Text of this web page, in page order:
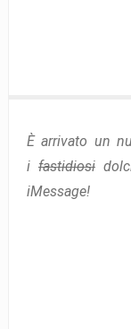
È arrivato un
i fastidiosi
iMessage!